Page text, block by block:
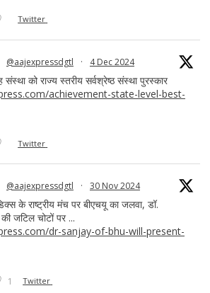
Twitter
@aajexpressdgtl · 4 Dec 2024
को राज्य स्तरीय सर्वश्रेष्ठ संस्था पुरस्कार
achievement-state-level-best-
Twitter
@aajexpressdgtl · 30 Nov 2024
के राष्ट्रीय मंच पर बीएचयू का जलवा, डॉ.
जटिल चोटों पर ...
dr-sanjay-of-bhu-will-present-
1 Twitter